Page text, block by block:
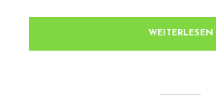
WEITERLESEN